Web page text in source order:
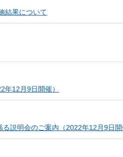
結果について
12月9日開催）
説明会のご案内（2022年12月9日開